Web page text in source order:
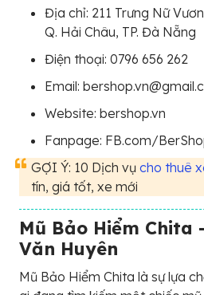
Địa chỉ: 211 Trưng Nữ
Q. Hải Châu, TP. Đà Nẵng
Điện thoại: 0796 656 262
Email:
Website: bershop.vn
Fanpage: FB.com/
GỢI Ý: 10 Dịch vụ cho thuê
tín, giá tốt, xe mới
Mũ Bảo Hiểm Chita
Văn Huyên
Mũ Bảo Hiểm Chita là sự lựa